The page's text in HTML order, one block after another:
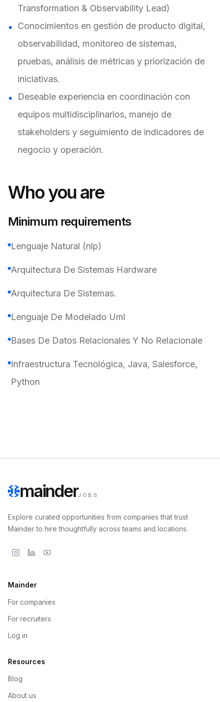
Transformation & Observability Lead)
Conocimientos en gestión de producto digital,
observabilidad, monitoreo de sistemas,
pruebas, análisis de métricas y priorización de
iniciativas.
Deseable experiencia en coordinación con
equipos multidisciplinarios, manejo de
stakeholders y seguimiento de indicadores de
negocio y operación.
Who you are
Minimum requirements
Lenguaje Natural (nlp)
Arquitectura De Sistemas Hardware
Arquitectura De Sistemas.
Lenguaje De Modelado Uml
Bases De Datos Relacionales Y No Relacionale
Infraestructura Tecnológica, Java, Salesforce,
Python
mainderJOBS
Explore curated opportunities from companies that trust
Mainder to hire thoughtfully across teams and locations.
Mainder
For companies
For recruiters
Log in
Resources
Blog
About us